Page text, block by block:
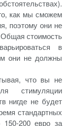
как мы сможем
поэтому они не
стоимость
в
они не должны
что вы не
стимуляции
нигде не будет
стандартных
200 евро за